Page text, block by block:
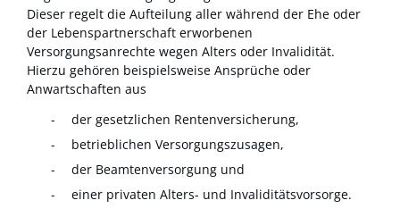
Dieser regelt die Aufteilung aller während der Ehe oder
der Lebenspartnerschaft erworbenen
Versorgungsanrechte wegen Alters oder Invalidität.
Hierzu gehören beispielsweise Ansprüche oder
Anwartschaften aus
der gesetzlichen Rentenversicherung,
betrieblichen Versorgungszusagen,
der Beamtenversorgung und
einer privaten Alters- und Invaliditätsvorsorge.